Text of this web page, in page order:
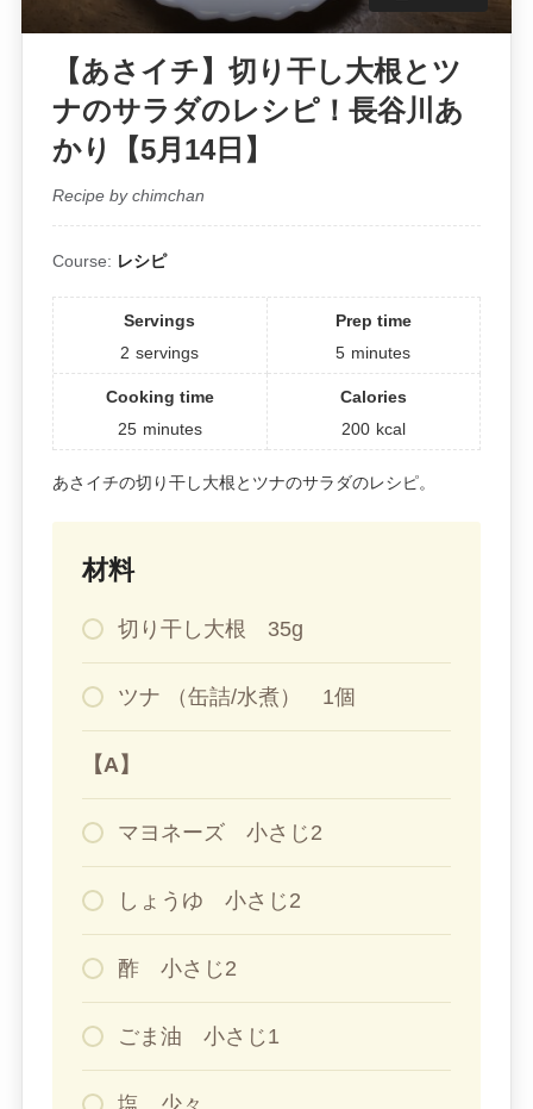
【あさイチ】切り干し大根とツ
ナのサラダのレシピ！長谷川あ
かり【5月14日】
Recipe by chimchan
Course: レシピ
Servings
2 servings
Prep time
5 minutes
Cooking time
25 minutes
Calories
200 kcal
あさイチの切り干し大根とツナのサラダのレシピ。
材料
切り干し大根 35g
ツナ （缶詰/水煮） 1個
【A】
マヨネーズ 小さじ2
しょうゆ 小さじ2
酢 小さじ2
ごま油 小さじ1